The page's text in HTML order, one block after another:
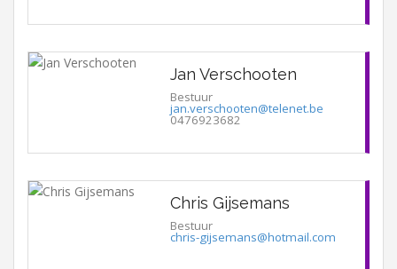
Jan Verschooten
Bestuur
jan.verschooten@telenet.be
0476923682
Chris Gijsemans
Bestuur
chris-gijsemans@hotmail.com